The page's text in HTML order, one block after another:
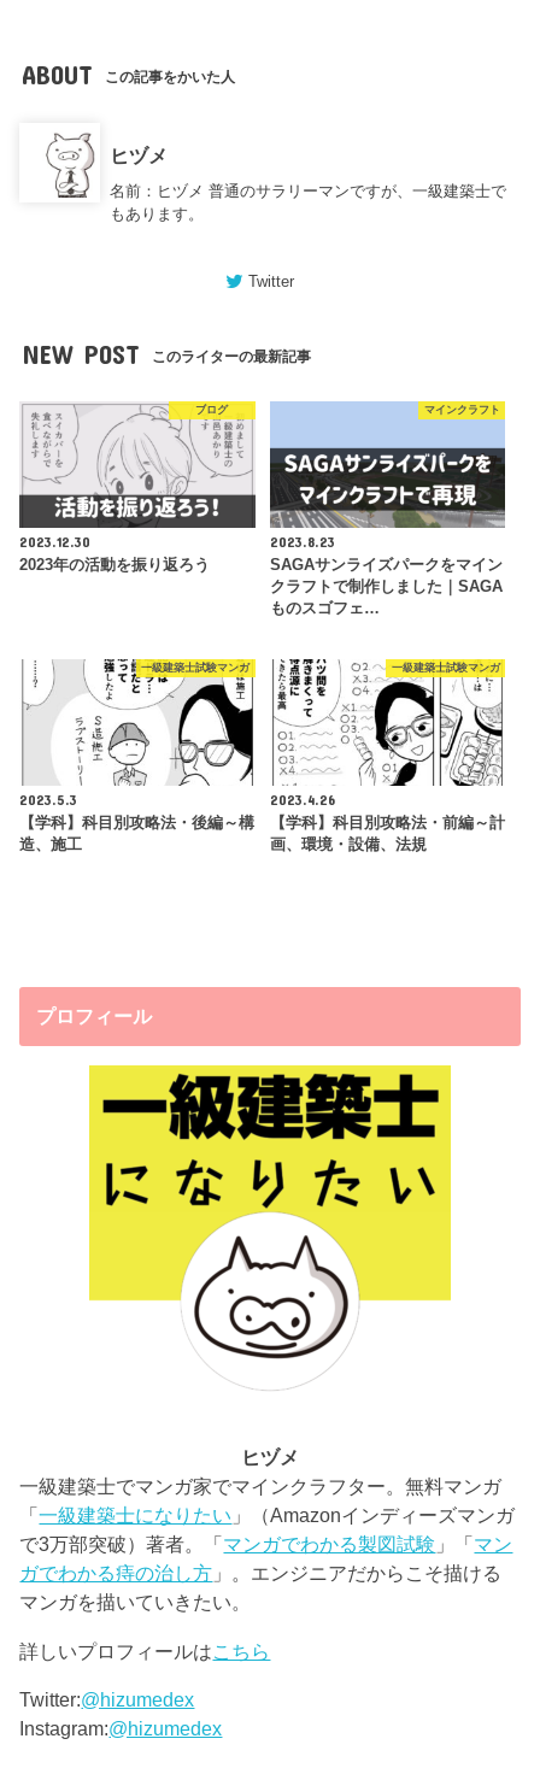
ABOUT この記事をかいた人
ヒヅメ
名前：ヒヅメ 普通のサラリーマンですが、一級建築士で
もあります。
Twitter
NEW POST このライターの最新記事
ブログ
2023.12.30
2023年の活動を振り返ろう
マインクラフト
2023.8.23
SAGAサンライズパークをマイン
クラフトで制作しました｜SAGA
ものスゴフェ…
一級建築士試験マンガ
2023.5.3
【学科】科目別攻略法・後編～構
造、施工
一級建築士試験マンガ
2023.4.26
【学科】科目別攻略法・前編～計
画、環境・設備、法規
プロフィール
ヒヅメ
一級建築士でマンガ家でマインクラフター。無料マンガ
「一級建築士になりたい 」（Amazonインディーズマンガ
で3万部突破）著者。「マンガでわかる製図試験 」「マン
ガでわかる痔の治し方 」。エンジニアだからこそ描ける
マンガを描いていきたい。
詳しいプロフィールはこちら
Twitter:@hizumedex
Instagram:@hizumedex